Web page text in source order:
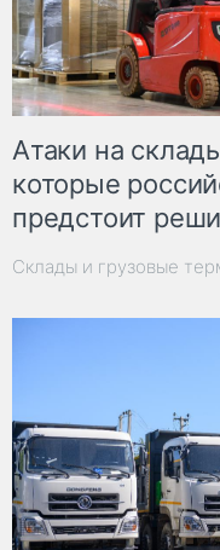
Атаки на
которые
предстоит
Склады и грузовые